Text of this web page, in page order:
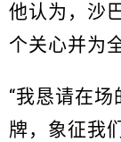
他认为，沙
个关心并为
“我恳请在
牌，象征我